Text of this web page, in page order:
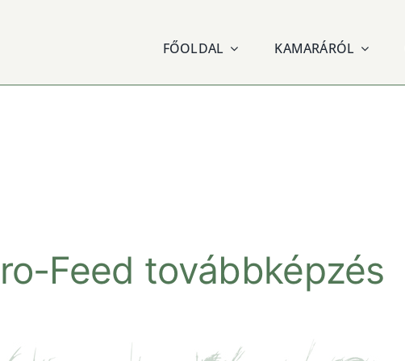
FŐOLDAL KAMARÁRÓL
Feed továbbképzés